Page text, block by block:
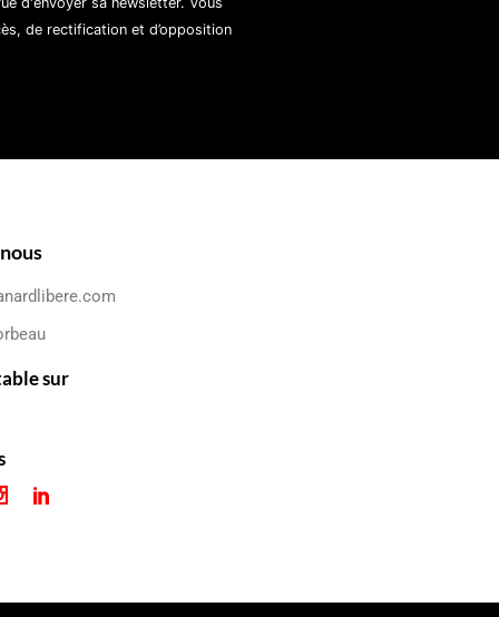
de rectification et d’opposition
sur